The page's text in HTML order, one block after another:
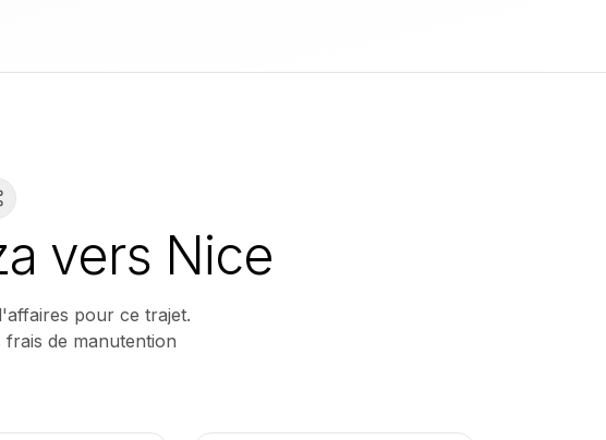
vers Nice
pour ce trajet.
de manutention